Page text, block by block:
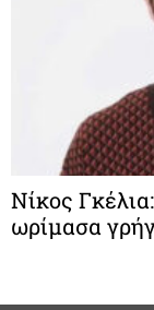
Νίκος
ωρίμασα